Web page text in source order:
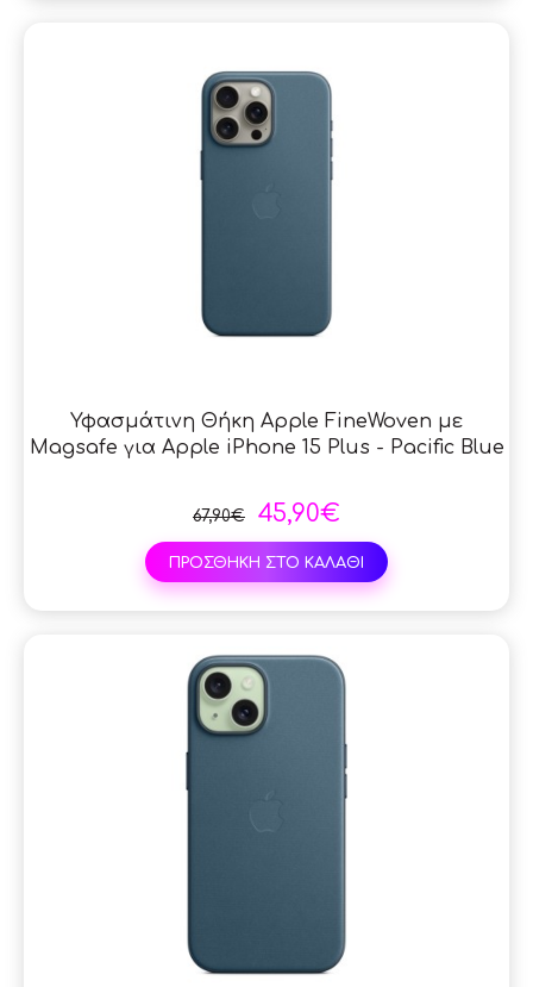
Υφασμάτινη Θήκη Apple FineWoven με
Magsafe για Apple iPhone 15 Plus - Pacific Blue
67,90€ 45,90€
ΠΡΟΣΘΗΚΗ ΣΤΟ ΚΑΛΑΘΙ